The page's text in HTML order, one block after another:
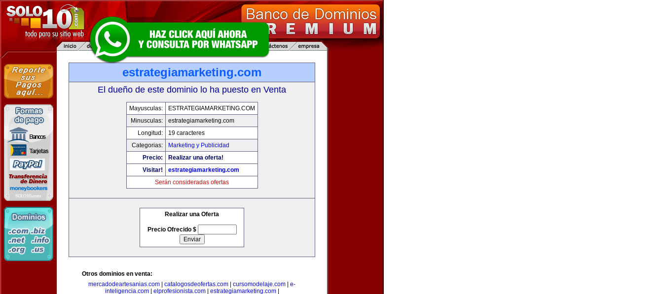
estrategiamarketing.com
El dueño de este dominio lo ha puesto en Venta
Mayusculas:
ESTRATEGIAMARKETING.COM
Minusculas:
estrategiamarketing.com
Longitud:
19 caracteres
Categorias:
Marketing y Publicidad
Precio:
Realizar una oferta!
Visitar!
estrategiamarketing.com
Serán consideradas ofertas
Realizar una Oferta
Precio Ofrecido $
Otros dominios en venta:
mercadodeartesanias.com
catalogosdeofertas.com cursomodelaje.com
e-
inteligencia.com| elprofesionista.com| estrategiamarketing.com|